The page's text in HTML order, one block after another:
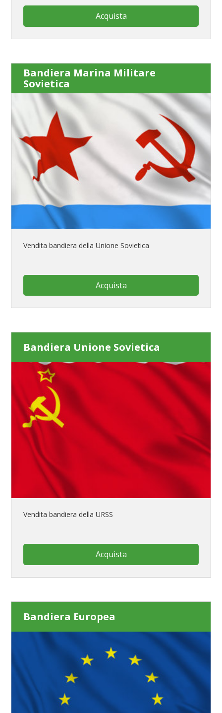
Acquista
Bandiera Marina Militare
Sovietica
Vendita bandiera della Unione Sovietica
Acquista
Bandiera Unione Sovietica
Vendita bandiera della URSS
Acquista
Bandiera Europea